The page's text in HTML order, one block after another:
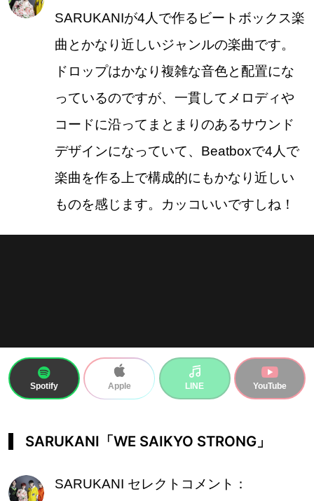
SARUKANIが4人で作るビートボックス楽
曲とかなり近しいジャンルの楽曲です。
ドロップはかなり複雑な音色と配置にな
っているのですが、一貫してメロディや
コードに沿ってまとまりのあるサウンド
デザインになっていて、Beatboxで4人で
楽曲を作る上で構成的にもかなり近しい
ものを感じます。カッコいいですしね！
Spotify Apple LINE YouTube
SARUKANI 「WE SAIKYO STRONG」
SARUKANI セレクトコメント：